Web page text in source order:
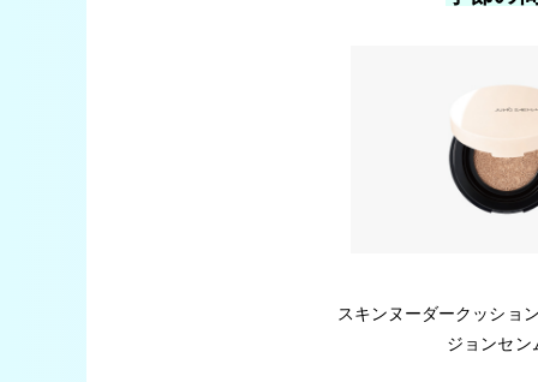
スキンヌーダークッショ
ジョンセン